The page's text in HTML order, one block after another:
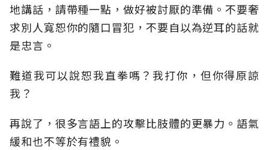
地講話，請帶種一點，做好被討厭的準備。不要奢
求別人寬恕你的隨口冒犯，不要自以為逆耳的話就
是忠言。
難道我可以說恕我直拳嗎？我打你，但你得原諒
我？
再說了，很多言語上的攻擊比肢體的更暴力。語氣
緩和也不等於有禮貌。